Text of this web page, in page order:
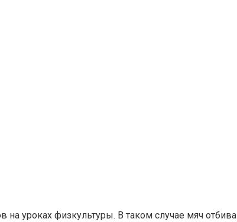
уроках физкультуры. В таком случае мяч